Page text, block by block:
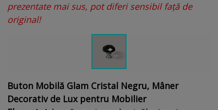
prezentate mai sus, pot diferi sensibil față de
original!
Buton Mobilă Glam Cristal Negru, Mâner
Decorativ de Lux pentru Mobilier